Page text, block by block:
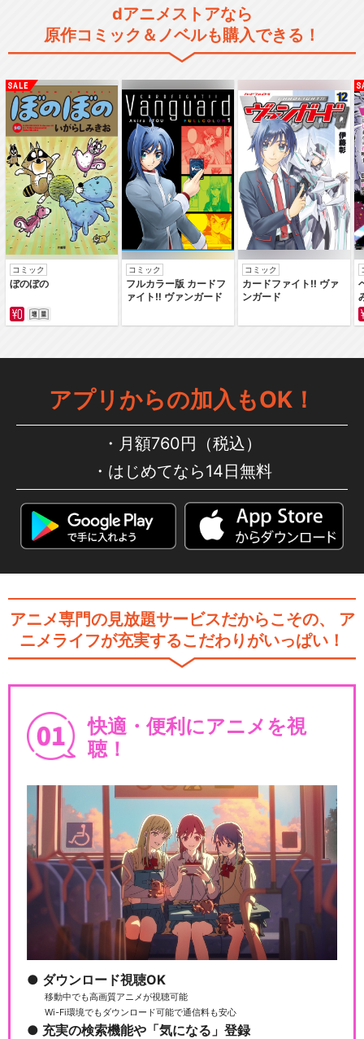
dアニメストアなら
原作コミック＆ノベルも購入できる！
コミック
ぼのぼの
コミック
フルカラー版 カードフ
ァイト‼ ヴァンガード
コミック
カードファイト‼ ヴァ
ンガード
アプリからの加入もOK！
月額760円（税込）
はじめてなら14日無料
アニメ専門の見放題サービスだからこその、
ア
ニメライフが充実するこだわりがいっぱい！
快適・便利にアニメを視
聴！
ダウンロード視聴OK
移動中でも高画質アニメが視聴可能
Wi-Fi環境でもダウンロード可能で通信料も安心
充実の検索機能や「気になる」登録